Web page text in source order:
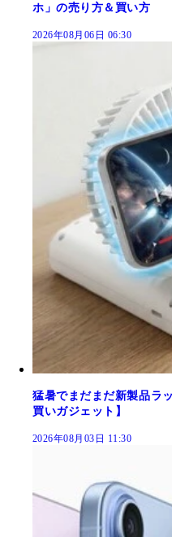
ホ」の売り方＆買い方
2026年08月06日 06:30
猛暑でまだまだ新製品ラ
買いガジェット】
2026年08月03日 11:30